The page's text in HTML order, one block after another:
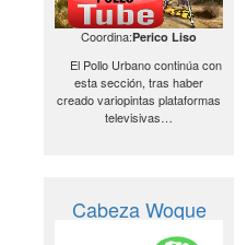
Coordina:Perico Liso
El Pollo Urbano continúa con
esta sección, tras haber
creado variopintas plataformas
televisivas…
Cabeza Woque